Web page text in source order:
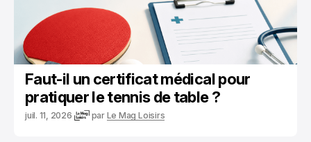
Faut-il un certificat médical pour
pratiquer le tennis de table ?
juil. 11, 2026 par Le Mag Loisirs